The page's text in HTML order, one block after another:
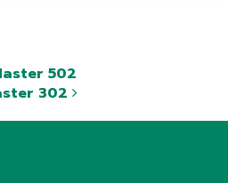
502
302